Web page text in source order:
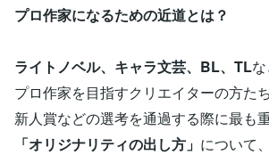
プロ作家になるための近道とは？
ライトノベル、キャラ文芸、BL、TL
プロ作家を目指すクリエイターの方たち
新人賞などの選考を通過する際に最も
「オリジナリティの出し方」 について、